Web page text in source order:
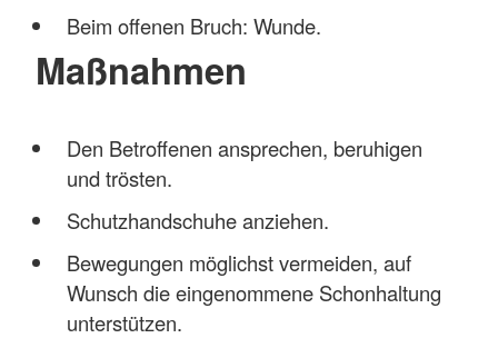
Beim offenen Bruch: Wunde.
Maßnahmen
Den Betroffenen ansprechen, beruhigen
und trösten.
Schutzhandschuhe anziehen.
Bewegungen möglichst vermeiden, auf
Wunsch die eingenommene Schonhaltung
unterstützen.